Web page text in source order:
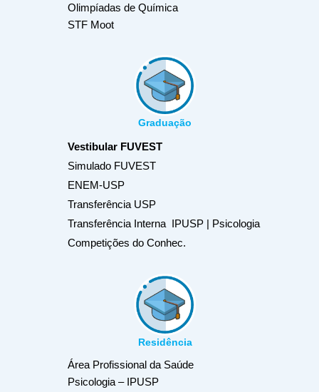
Olimpíadas de Química
STF Moot
Graduação
Vestibular FUVEST
Simulado FUVEST
ENEM-USP
Transferência USP
Transferência Interna IPUSP | Psicologia
Competições do Conhec.
Residência
Área Profissional da Saúde
Psicologia – IPUSP